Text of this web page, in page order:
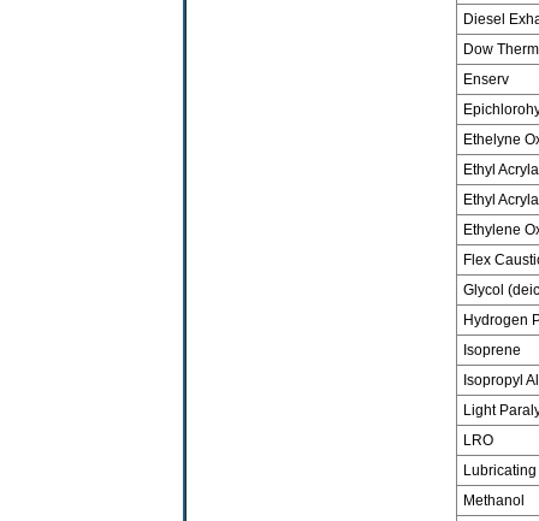
Diesel
Dow Therm
Enserv
Ethelyne
Ethyl
Ethyl
Ethylene
Flex
Glycol
Hydrogen
Isoprene
Isopropyl
Light
LRO
Methanol